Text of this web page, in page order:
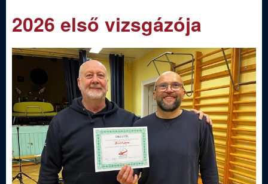
g
e
d
S
p
m
e
2026 első vizsgázója